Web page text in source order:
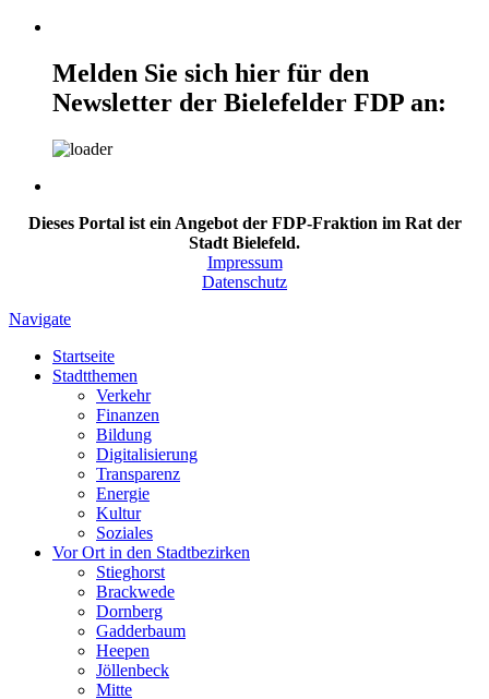
Melden Sie sich hier für den
Newsletter der Bielefelder FDP an:
Dieses Portal ist ein Angebot der FDP-Fraktion im Rat der
Stadt Bielefeld.
Impressum
Datenschutz
Navigate
Startseite
Stadtthemen
Verkehr
Finanzen
Bildung
Digitalisierung
Transparenz
Energie
Kultur
Soziales
Vor Ort in den Stadtbezirken
Stieghorst
Brackwede
Dornberg
Gadderbaum
Heepen
Jöllenbeck
Mitte